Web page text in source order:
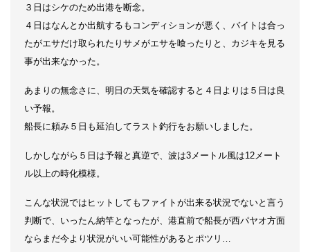
３日はシケのため出港を断念。
４日はなんとか出航するもコンディションが悪く、バイトは合っ
たがエサだけ取られたりサメがエサを喰ったりと、カジキを見る
事が出来なかった。
あまりの無念さに、明日の天気を確認すると４日よりは５日は良
い予報。
船長に頼み５日も延泊してラスト釣行をお願いしました。
しかしながら５日は予報と真逆で、波は3メートル風は12メート
ル以上の時化模様。
こんな状況ではヒットしてもファイトが出来る状況でないと言う
判断で、いったん納竿となったが、港直前で船長が西パヤオ方面
ならまだ今より状況がいい可能性があるとポツリ…